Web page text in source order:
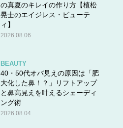
の真夏のキレイの作り方【植松
晃士のエイジレス・ビューテ
ィ】
2026.08.06
BEAUTY
40・50代オバ見えの原因は「肥
大化した鼻！？」リフトアップ
と鼻高見えを叶えるシェーディ
ング術
2026.08.04